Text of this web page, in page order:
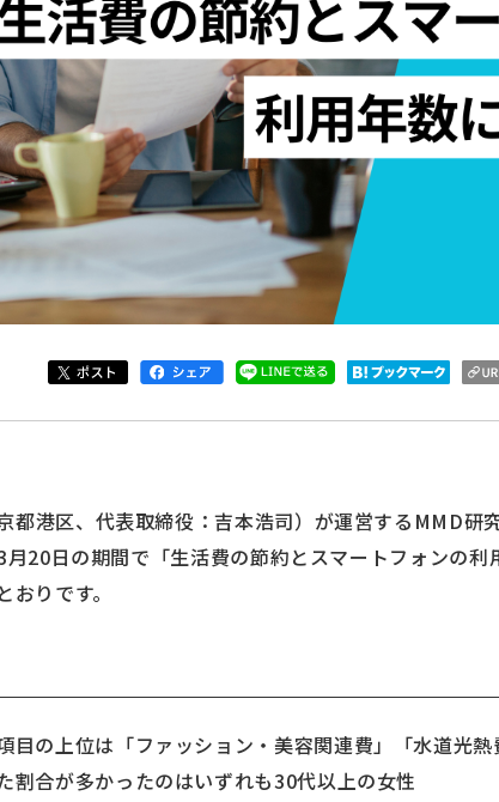
都港区、代表取締役：吉本浩司）が運営するMMD研
20日の期間で「生活費の節約とスマートフォンの利
りです。
の上位は「ファッション・美容関連費」「水道光熱
合が多かったのはいずれも30代以上の女性